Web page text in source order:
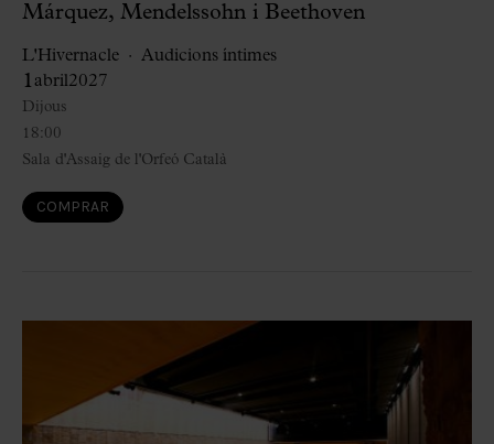
Márquez, Mendelssohn i Beethoven
L'Hivernacle Audicions íntimes
1 abril2027
18:00
Dijous
Sala d'Assaig de l'Orfeó Català
COMPRAR